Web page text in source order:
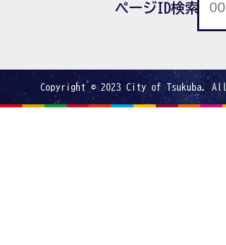
ページID検索
Copyright © 2023 City of Tsukuba.